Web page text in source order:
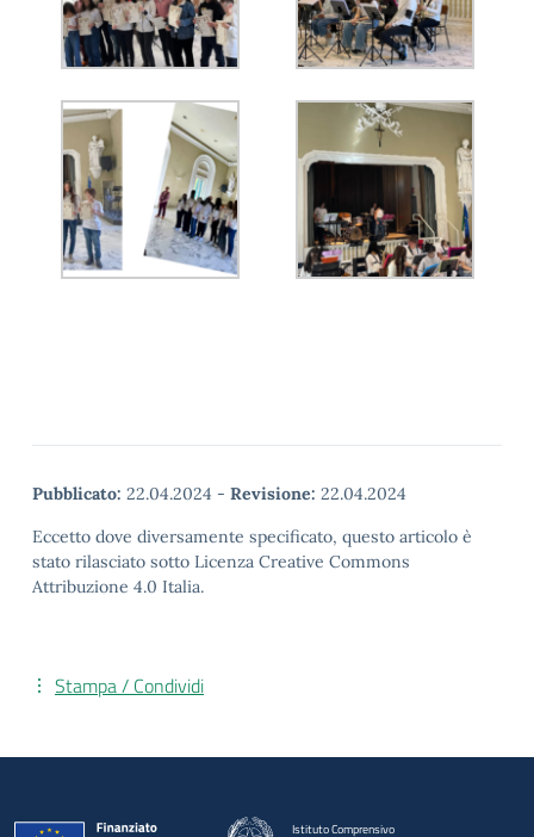
Pubblicato: 22.04.2024 - Revisione: 22.04.2024
Eccetto dove diversamente specificato, questo articolo è
stato rilasciato sotto Licenza Creative Commons
Attribuzione 4.0 Italia.
Stampa / Condividi
Istituto Comprensivo